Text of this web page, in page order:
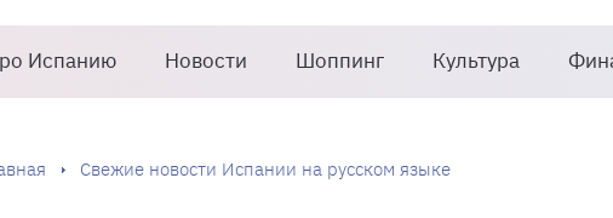
Испанию Новости Шоппинг Культура
Свежие новости Испании на русском языке